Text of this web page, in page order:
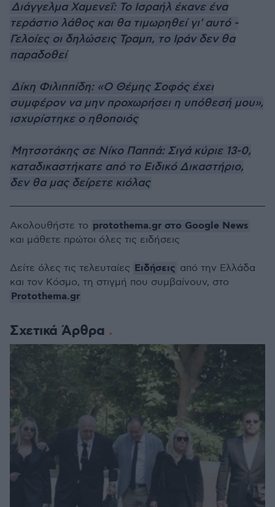
Διάγγελμα Χαμενεΐ: Το Ισραήλ έκανε ένα
τεράστιο λάθος και θα τιμωρηθεί γι' αυτό -
Γελοίες οι δηλώσεις Τραμπ, το Ιράν δεν θα
παραδοθεί
Δίκη Φιλιππίδη: «Ο Θέμης Σοφός έχει
συμφέρον να μην προχωρήσει η υπόθεσή μου»,
ισχυρίστηκε ο ηθοποιός
Μητσοτάκης σε Νίκο Παππά: Σιγά κύριε 13-0,
καταδικαστήκατε από το Ειδικό Δικαστήριο,
δεν θα μας δείρετε κιόλας
Σχετικά Άρθρα
Ακολουθήστε το protothema.gr στο Google News
και μάθετε πρώτοι όλες τις ειδήσεις
Δείτε όλες τις τελευταίες Ειδήσεις από την Ελλάδα
και τον Κόσμο, τη στιγμή που συμβαίνουν, στο
Protothema.gr